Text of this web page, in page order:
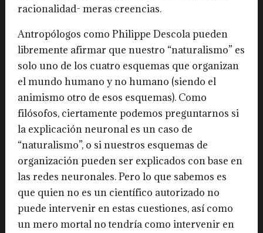
racionalidad- meras creencias.
Antropólogos como Philippe Descola pueden
libremente afirmar que nuestro “naturalismo” es
solo uno de los cuatro esquemas que organizan
el mundo humano y no humano (siendo el
animismo otro de esos esquemas). Como
filósofos, ciertamente podemos preguntarnos si
la explicación neuronal es un caso de
“naturalismo”, o si nuestros esquemas de
organización pueden ser explicados con base en
las redes neuronales. Pero lo que sabemos es
que quien no es un científico autorizado no
puede intervenir en estas cuestiones, así como
un mero mortal no tendría como intervenir en